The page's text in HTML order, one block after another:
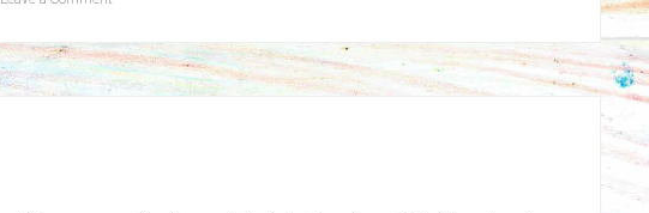
ich
vermisse
meinen